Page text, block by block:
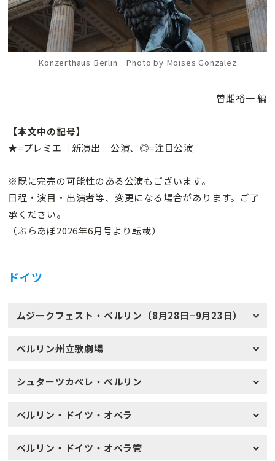
Konzerthaus Berlin Photo by Moises Gonzalez
曽雌裕一 編
【本文中の記号】
★=プレミエ［新演出］公演、◎=注目公演
※既に完売の可能性のある公演もございます。
日程・演目・出演者等、変更になる場合があります。ご了
承ください。
（ぶらあぼ2026年6月号より転載）
ドイツ
ムジークフェスト・ベルリン（8月28日−9月23日）
ベルリン州立歌劇場
シュターツカペレ・ベルリン
ベルリン・ドイツ・オペラ
ベルリン・ドイツ・オペラ管